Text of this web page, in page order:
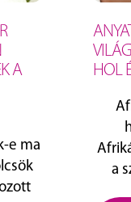
A
e ma
HOL
a